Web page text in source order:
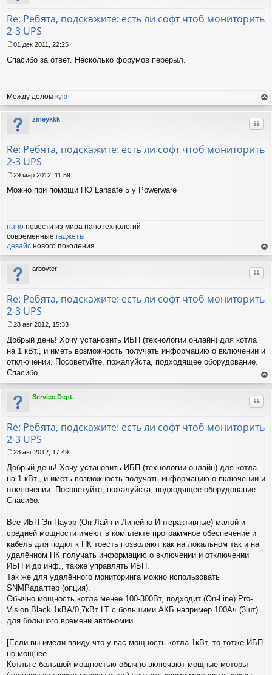
на
Re: Ребята, подскажите: есть ли софт чтоб мониторить
2-3 UPS
о
е
н
е
01 дек 2011, 22:25
Спасибо за ответ. Несколько форумов перерыл.
Между делом кую
ер
на
zmeykkk
Re: Ребята, подскажите: есть ли софт чтоб мониторить
2-3 UPS
о
е
н
и
е
29 мар 2012, 11:59
Можно при помощи ПО Lansafe 5 у Powerware
нано новости из мира нанотехнологий
современные гаджеты
девайс нового поколения
ер
на
arboyter
Re: Ребята, подскажите: есть ли софт чтоб мониторить
2-3 UPS
о
о
е
н
и
е
28 авг 2012, 15:33
Добрый день! Хочу установить ИБП (технологии онлайн) для котла
на 1 кВт., и иметь возможность получать информацию о включении и
отключении. Посоветуйте, пожалуйста, подходящее оборудование.
Спасибо.
ер
на
Service Dept.
Re: Ребята, подскажите: есть ли софт чтоб мониторить
2-3 UPS
о
о
е
и
е
28 авг 2012, 17:49
Добрый день! Хочу установить ИБП (технологии онлайн) для котла
на 1 кВт., и иметь возможность получать информацию о включении и
отключении. Посоветуйте, пожалуйста, подходящее оборудование.
Спасибо.
Все ИБП Эн-Пауэр (Он-Лайн и Линейно-Интерактивные) малой и
средней мощности имеют в комплекте программное обеспечение и
кабель для подкл к ПК тоесть позволяют как на локальном так и на
удалённом ПК получать информацию о включении и отключении
ИБП и др инф., также управлять ИБП.
Так же для удалённого мониторинга можно использовать
SNMPадаптер (опция).
Обычно мощность котла менее 100-300Вт, подходит (On-Line) Pro-
Vision Black 1кВА/0,7кВт LT с большими АКБ например 100Ач (3шт)
для большого времени автономии.
[Если вы имели ввиду что у вас мощность котла 1кВт, то тотже ИБП
но мощнее
Котлы с большой мощностью обычно включают мощные моторы